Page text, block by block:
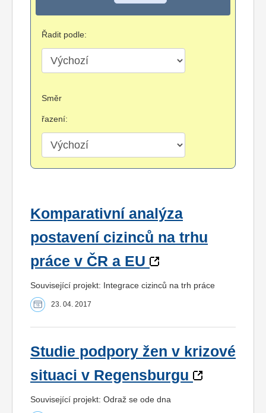
Řadit podle:
Směr
řazení:
Komparativní analýza
postavení cizinců na trhu
práce v ČR a EU
Související projekt: Integrace cizinců na trh práce
23. 04. 2017
Studie podpory žen v krizové
situaci v Regensburgu
Související projekt: Odraž se ode dna